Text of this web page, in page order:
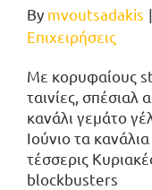
By mvoutsadakis |
Επιχειρήσεις
Με κορυφαίους
ταινίες,
κανάλι γεμάτο
Ιούνιο τα
τέσσερις
blockbusters